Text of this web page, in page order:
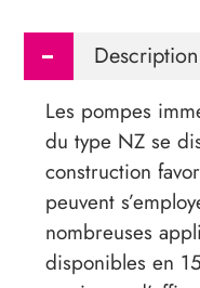
Description
Les pompes
du type NZ se
construction
peuvent
nombreuses
disponibles en